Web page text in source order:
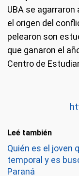
UBA se
el origen del
pelearon son
que ganaron el
Centro de
Leé también
Quién es el joven
temporal y es
Paraná